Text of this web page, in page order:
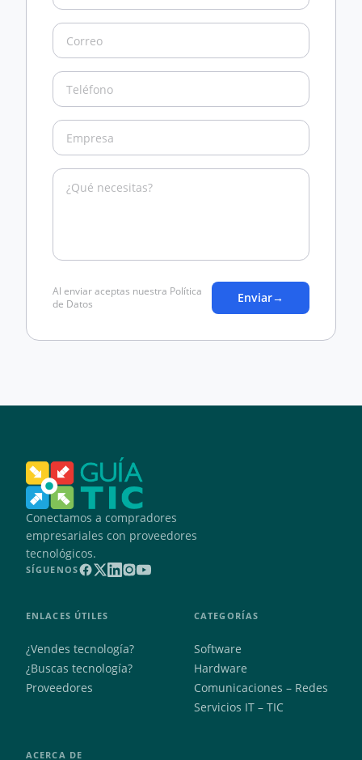
Al enviar aceptas nuestra Política
de Datos
Enviar→
Conectamos a compradores
empresariales con proveedores
tecnológicos.
SÍGUENOS
ENLACES ÚTILES
¿Vendes tecnología?
¿Buscas tecnología?
Proveedores
CATEGORÍAS
Software
Hardware
Comunicaciones – Redes
Servicios IT – TIC
ACERCA DE